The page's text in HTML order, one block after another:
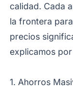
calidad. Cada
la frontera
precios
explicamos
1. Ahorros